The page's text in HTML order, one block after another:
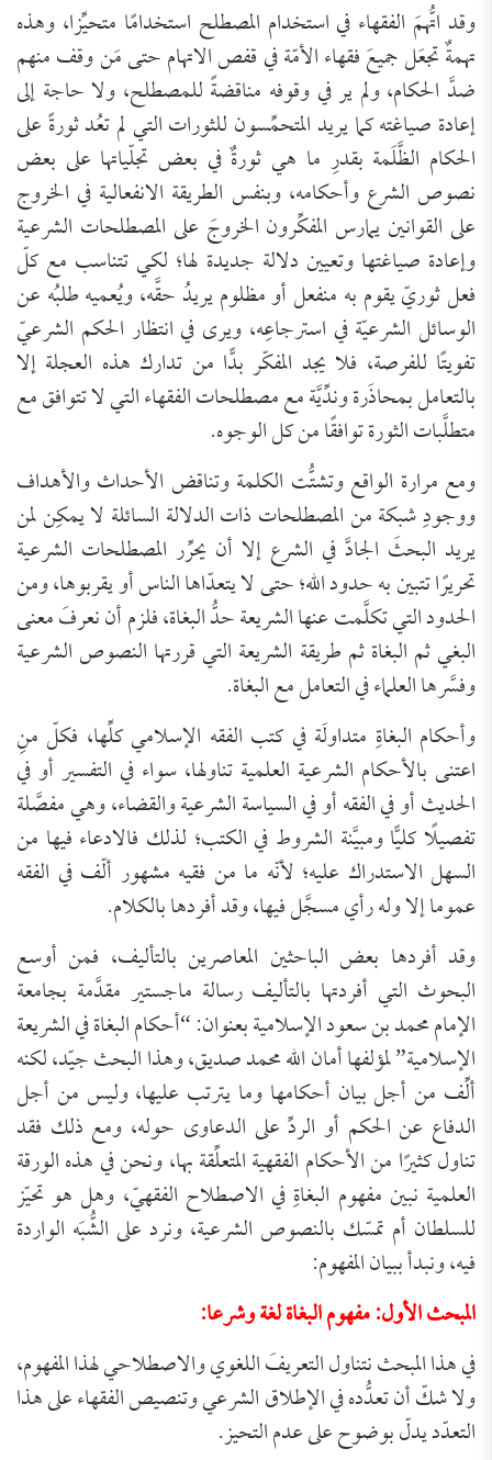
وقد اتُّهمَ الفقهاء في استخدام المصطلح استخدامًا متحيِّزا، وهذه
تهمةٌ تجعَل جميعَ فقهاء الأمّة في قفص الاتهام حتى مَن وقف منهم
ضدَّ الحكام، ولم ير في وقوفه مناقضةً للمصطلح، ولا حاجة إلى
إعادة صياغته كما يريد المتحمِّسون للثورات التي لم تعُد ثورةً على
الحكام الظَّلَمة بقدرِ ما هي ثورةٌ في بعض تجلّياتها على بعض
نصوص الشرع وأحكامه، وبنفس الطريقة الانفعالية في الخروج
على القوانين يمارس المفكِّرون الخروجَ على المصطلحات الشرعية
وإعادة صياغتها وتعيين دلالة جديدة لها؛ لكي تتناسب مع كلّ
فعل ثوريّ يقوم به منفعل أو مظلوم يريدُ حقَّه، ويُعميه طلبُه عن
الوسائل الشرعيّة في استرجاعِه، ويرى في انتظار الحكم الشرعيّ
تفويتًا للفرصة، فلا يجد المفكّر بدًّا من تدارك هذه العجلة إلا
بالتعامل بمحاذَرة وندِّيَّة مع مصطلحات الفقهاء التي لا تتوافق مع
متطلَّبات الثورة توافقًا من كل الوجوه.
ومع مرارة الواقع وتشتُّت الكلمة وتناقض الأحداث والأهداف
ووجودِ شبكة من المصطلحات ذات الدلالة السائلة لا يمكِن لمن
يريد البحثَ الجادَّ في الشرع إلا أن يحرِّر المصطلحات الشرعية
تحريرًا تتبين به حدود الله؛ حتى لا يتعدّاها الناس أو يقربوها، ومن
الحدود التي تكلَّمت عنها الشريعة حدُّ البغاة، فلزم أن نعرفَ معنى
البغي ثم البغاة ثم طريقة الشريعة التي قررتها النصوص الشرعية
وفسَّرها العلماء في التعامل مع البغاة.
وأحكام البغاةِ متداولَة في كتب الفقه الإسلامي كلِّها، فكلّ منِ
اعتنى بالأحكام الشرعية العلمية تناولها، سواء في التفسير أو في
الحديث أو في الفقه أو في السياسة الشرعية والقضاء، وهي مفصَّلة
تفصيلًا كليًّا ومبيَّنة الشروط في الكتب؛ لذلك فالادعاء فيها من
السهل الاستدراك عليه؛ لأنّه ما من فقيه مشهور ألّف في الفقه
عموما إلا وله رأي مسجَّل فيها، وقد أفردها بالكلام.
وقد أفردها بعض الباحثين المعاصرين بالتأليف، فمن أوسع
البحوث التي أفردتها بالتأليف رسالة ماجستير مقدَّمة بجامعة
الإمام محمد بن سعود الإسلامية بعنوان: “أحكام البغاة في الشريعة
الإسلامية” لمؤلفها أمان الله محمد صديق، وهذا البحث جيّد، لكنه
ألِّف من أجل بيان أحكامها وما يترتب عليها، وليس من أجل
الدفاع عن الحكم أو الردِّ على الدعاوى حوله، ومع ذلك فقد
تناول كثيرًا من الأحكام الفقهية المتعلِّقة بها، ونحن في هذه الورقة
العلمية نبين مفهوم البغاةِ في الاصطلاح الفقهيّ، وهل هو تحيّز
للسلطان أم تمسّك بالنصوص الشرعية، ونرد على الشُّبَه الواردة
فيه، ونبدأ ببيان المفهوم:
المبحث الأول: مفهوم البغاة لغة وشرعا:
في هذا المبحث نتناول التعريفَ اللغوي والاصطلاحي لهذا المفهوم،
ولا شكّ أن تعدُّده في الإطلاق الشرعي وتنصيص الفقهاء على هذا
التعدّد يدلّ بوضوح على عدم التحيز.